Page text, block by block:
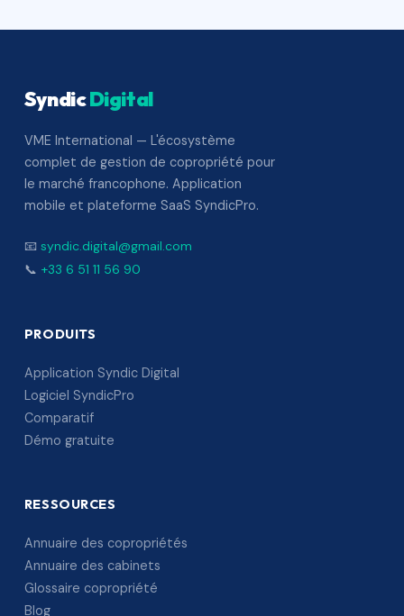
SyndicDigital
VME International — L'écosystème
complet de gestion de copropriété pour
le marché francophone. Application
mobile et plateforme SaaS SyndicPro.
📧 syndic.digital@gmail.com
📞 +33 6 51 11 56 90
PRODUITS
Application Syndic Digital
Logiciel SyndicPro
Comparatif
Démo gratuite
RESSOURCES
Annuaire des copropriétés
Annuaire des cabinets
Glossaire copropriété
Blog